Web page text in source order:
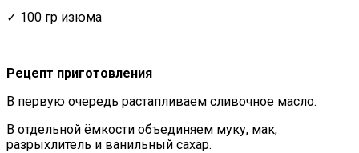
✓ 100 гр изюма
Рецепт приготовления
В первую очередь растапливаем сливочное масло.
В отдельной ёмкости объединяем муку, мак,
разрыхлитель и ванильный сахар.